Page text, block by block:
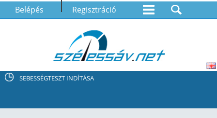
Belépés Regisztráció
SEBESSÉGTESZT INDÍTÁSA